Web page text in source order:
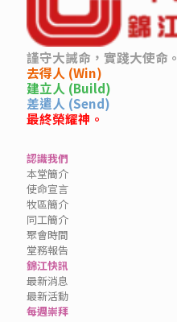
謹守大誡命，實踐大使命。
去得人 (Win)
建立人 (Build)
差遣人 (Send)
最終榮耀神。
認識我們
本堂簡介
使命宣言
牧區簡介
同工簡介
聚會時間
堂務報告
錦江快訊
最新消息
最新活動
每週崇拜